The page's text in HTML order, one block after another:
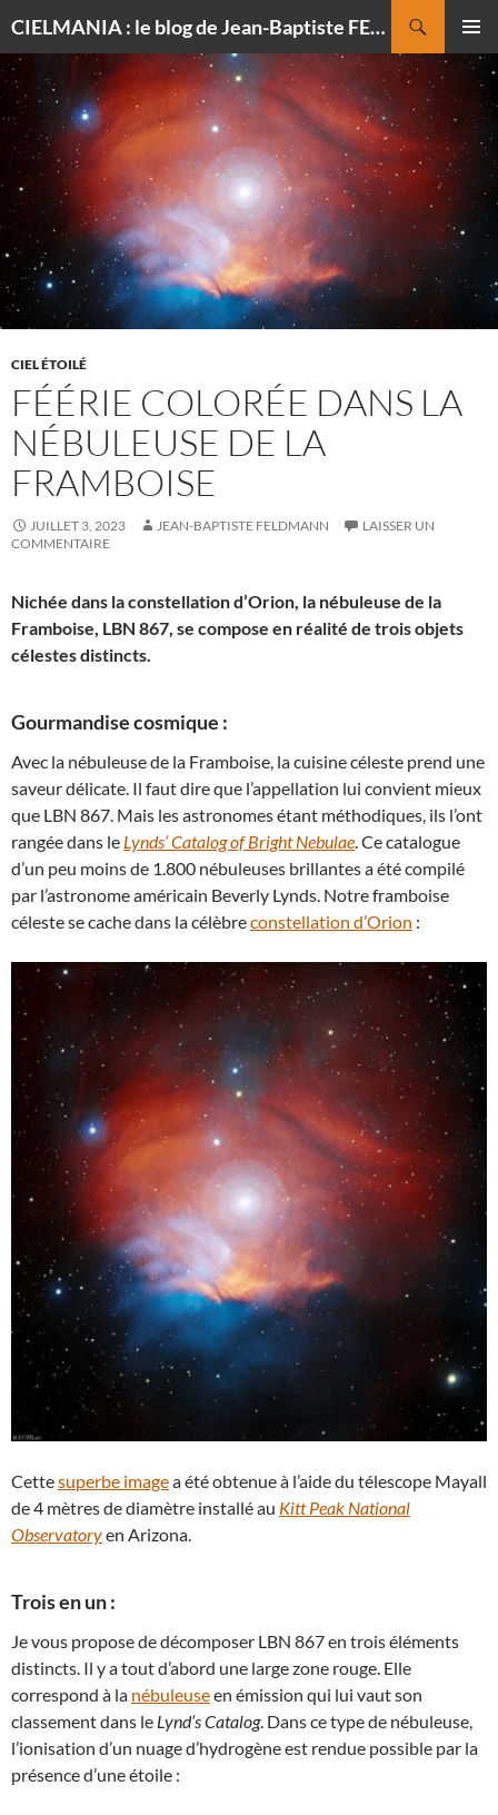
CIELMANIA : le blog de Jean-Baptiste FELDMANN, photographe du ciel
MENU
AU
CONTENU
CIEL ÉTOILÉ
FÉÉRIE COLORÉE DANS LA
NÉBULEUSE DE LA
FRAMBOISE
JUILLET 3, 2023 JEAN-BAPTISTE FELDMANN
LAISSER UN
COMMENTAIRE
Nichée dans la constellation d’Orion, la nébuleuse de la
Framboise, LBN 867, se compose en réalité de trois objets
célestes distincts.
Gourmandise cosmique :
Avec la nébuleuse de la Framboise, la cuisine céleste prend une
saveur délicate. Il faut dire que l’appellation lui convient mieux
que LBN 867. Mais les astronomes étant méthodiques, ils l’ont
rangée dans le Lynds’ Catalog of Bright Nebulae. Ce catalogue
d’un peu moins de 1.800 nébuleuses brillantes a été compilé
par l’astronome américain Beverly Lynds. Notre framboise
céleste se cache dans la célèbreconstellation d’Orion :
Cettesuperbe imagea été obtenue à l’aide du télescope Mayall
de 4 mètres de diamètre installé au Kitt Peak National
Observatoryen Arizona.
Trois en un :
Je vous propose de décomposer LBN 867 en trois éléments
distincts. Il y a tout d’abord une large zone rouge. Elle
correspond à la nébuleuseen émission qui lui vaut son
classement dans le Lynd’s Catalog. Dans ce type de nébuleuse,
l’ionisation d’un nuage d’hydrogène est rendue possible par la
présence d’une étoile :